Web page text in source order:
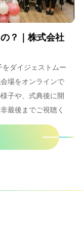
？｜株式会社
ダイジェストムー
場をオンラインで
子や、式典後に開
最後までご視聴く